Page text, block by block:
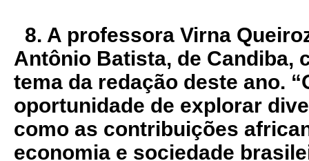
8. A professora Virna
Antônio Batista, de Candiba,
tema da redação deste ano.
oportunidade de explorar
como as contribuições
economia e sociedade